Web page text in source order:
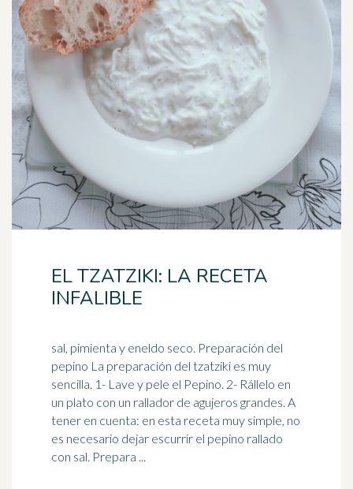
EL TZATZIKI: LA RECETA
INFALIBLE
sal, pimienta y eneldo seco. Preparación del
pepino La preparación del tzatziki es muy
sencilla. 1- Lave y pele el Pepino. 2- Rállelo en
un plato con un rallador de agujeros grandes. A
tener en cuenta: en esta receta muy simple, no
es necesario dejar escurrir el pepino rallado
con sal. Prepara ...